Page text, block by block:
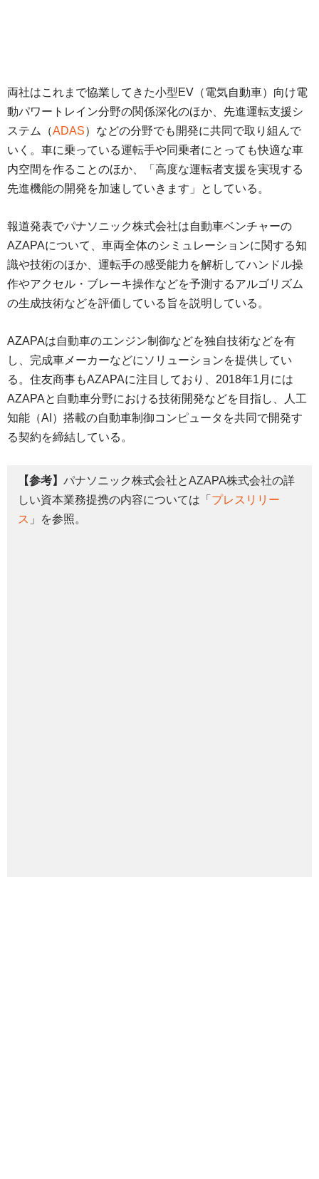
両社はこれまで協業してきた小型EV（電気自動車）向け電
動パワートレイン分野の関係深化のほか、先進運転支援シ
ステム（ADAS）などの分野でも開発に共同で取り組んで
いく。車に乗っている運転手や同乗者にとっても快適な車
内空間を作ることのほか、「高度な運転者支援を実現する
先進機能の開発を加速していきます」としている。
報道発表でパナソニック株式会社は自動車ベンチャーの
AZAPAについて、車両全体のシミュレーションに関する知
識や技術のほか、運転手の感受能力を解析してハンドル操
作やアクセル・ブレーキ操作などを予測するアルゴリズム
の生成技術などを評価している旨を説明している。
AZAPAは自動車のエンジン制御などを独自技術などを有
し、完成車メーカーなどにソリューションを提供してい
る。住友商事もAZAPAに注目しており、2018年1月には
AZAPAと自動車分野における技術開発などを目指し、人工
知能（AI）搭載の自動車制御コンピュータを共同で開発す
る契約を締結している。
【参考】 パナソニック株式会社とAZAPA株式会社の詳
しい資本業務提携の内容については「 プレスリリー
ス 」を参照。